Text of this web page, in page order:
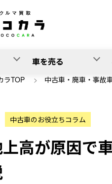
車を売る
ラTOP > 中古車・廃車・事故
中古車のお役立ちコラム
高が原因で